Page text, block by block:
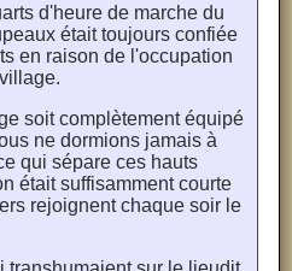
d'heure de marche du
était toujours confiée
en raison de l'occupation
soit complètement équipé
ne dormions jamais à
qui sépare ces hauts
était suffisamment courte
rejoignent chaque soir le